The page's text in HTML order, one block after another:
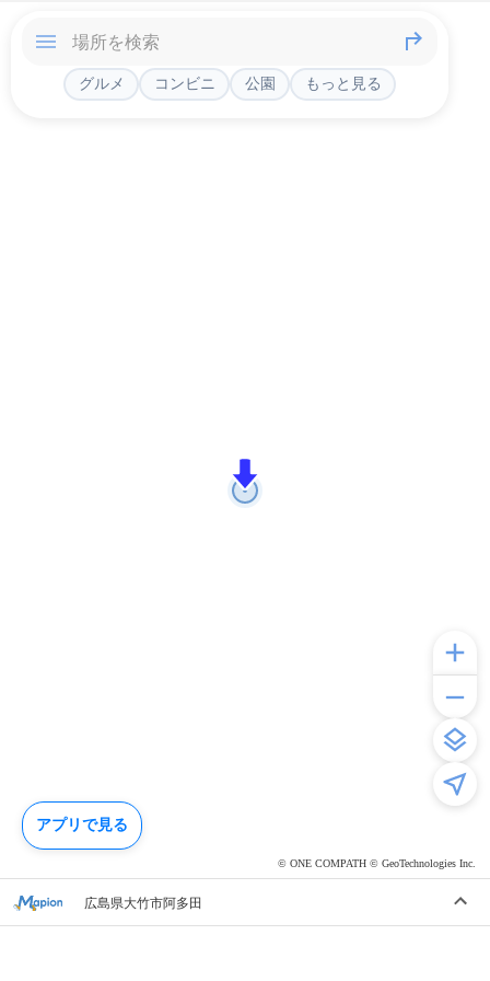
© ONE COMPATH © GeoTechnologies Inc.
グルメ コンビニ 公園 もっと見る
広島県大竹市阿多田
アプリで見る